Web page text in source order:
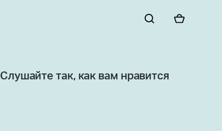
Слушайте так, как вам нравится